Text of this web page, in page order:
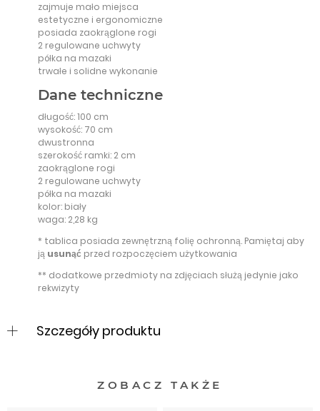
zajmuje mało miejsca
estetyczne i ergonomiczne
posiada zaokrąglone rogi
2 regulowane uchwyty
półka na mazaki
trwałe i solidne wykonanie
Dane techniczne
długość: 100 cm
wysokość: 70 cm
dwustronna
szerokość ramki: 2 cm
zaokrąglone rogi
2 regulowane uchwyty
półka na mazaki
kolor: biały
waga: 2,28 kg
* tablica posiada zewnętrzną folię ochronną. Pamiętaj aby
ją usunąć przed rozpoczęciem użytkowania
** dodatkowe przedmioty na zdjęciach służą jedynie jako
rekwizyty
Szczegóły produktu
ZOBACZ TAKŻE